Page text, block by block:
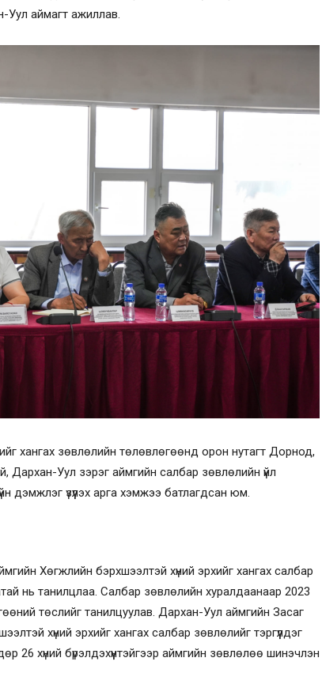
Уул аймагт ажиллав.
хангах зөвлөлийн төлөвлөгөөнд орон нутагт Дорнод,
Дархан-Уул зэрэг аймгийн салбар зөвлөлийн үйл
дэмжлэг үзүүлэх арга хэмжээ батлагдсан юм.
Хөгжлийн бэрхшээлтэй хүний эрхийг хангах салбар
нь танилцлаа. Салбар зөвлөлийн хуралдаанаар 2023
төслийг танилцуулав. Дархан-Уул аймгийн Засаг
хүний эрхийг хангах салбар зөвлөлийг тэргүүлдэг
хүний бүрэлдэхүүнтэйгээр аймгийн зөвлөлөө шинэчлэн